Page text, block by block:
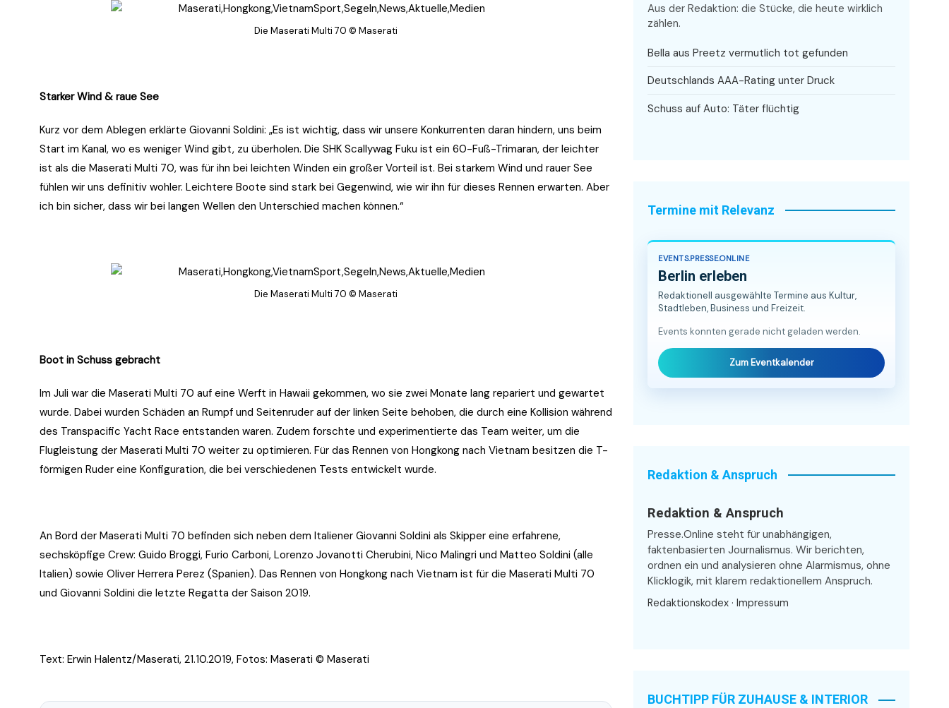
Die Maserati Multi 70 © Maserati
Starker Wind & raue See
Kurz vor dem Ablegen erklärte Giovanni Soldini: „Es ist wichtig, dass wir unsere Konkurrenten daran hindern, uns beim
Start im Kanal, wo es weniger Wind gibt, zu überholen. Die SHK Scallywag Fuku ist ein 60-Fuß-Trimaran, der leichter
ist als die Maserati Multi 70, was für ihn bei leichten Winden ein großer Vorteil ist. Bei starkem Wind und rauer See
fühlen wir uns definitiv wohler. Leichtere Boote sind stark bei Gegenwind, wie wir ihn für dieses Rennen erwarten. Aber
ich bin sicher, dass wir bei langen Wellen den Unterschied machen können.“
Die Maserati Multi 70 © Maserati
Boot in Schuss gebracht
Im Juli war die Maserati Multi 70 auf eine Werft in Hawaii gekommen, wo sie zwei Monate lang repariert und gewartet
wurde. Dabei wurden Schäden an Rumpf und Seitenruder auf der linken Seite behoben, die durch eine Kollision während
des Transpacific Yacht Race entstanden waren. Zudem forschte und experimentierte das Team weiter, um die
Flugleistung der Maserati Multi 70 weiter zu optimieren. Für das Rennen von Hongkong nach Vietnam besitzen die T-
förmigen Ruder eine Konfiguration, die bei verschiedenen Tests entwickelt wurde.
An Bord der Maserati Multi 70 befinden sich neben dem Italiener Giovanni Soldini als Skipper eine erfahrene,
sechsköpfige Crew: Guido Broggi, Furio Carboni, Lorenzo Jovanotti Cherubini, Nico Malingri und Matteo Soldini (alle
Italien) sowie Oliver Herrera Perez (Spanien). Das Rennen von Hongkong nach Vietnam ist für die Maserati Multi 70
und Giovanni Soldini die letzte Regatta der Saison 2019.
Text: Erwin Halentz/Maserati, 21.10.2019, Fotos: Maserati © Maserati
Aus der Redaktion: die Stücke, die heute wirklich
zählen.
Bella aus Preetz vermutlich tot gefunden
Deutschlands AAA-Rating unter Druck
Schuss auf Auto: Täter flüchtig
Termine mit Relevanz
EVENTS.PRESSE.ONLINE
Berlin erleben
Redaktionell ausgewählte Termine aus Kultur,
Stadtleben, Business und Freizeit.
Events konnten gerade nicht geladen werden.
Zum Eventkalender
Redaktion & Anspruch
Redaktion & Anspruch
Presse.Online steht für unabhängigen,
faktenbasierten Journalismus. Wir berichten,
ordnen ein und analysieren ohne Alarmismus, ohne
Klicklogik, mit klarem redaktionellem Anspruch.
Redaktionskodex · Impressum
BUCHTIPP FÜR ZUHAUSE & INTERIOR